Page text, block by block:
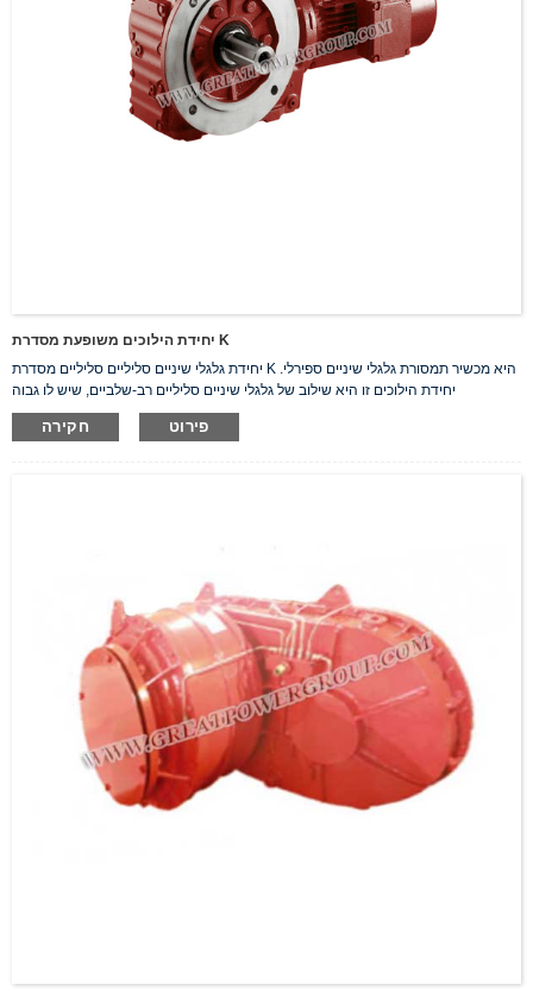
יחידת הילוכים משופעת מסדרת K
יחידת גלגלי שיניים סליליים סליליים מסדרת K היא מכשיר תמסורת גלגלי שיניים ספירלי.
יחידת הילוכים זו היא שילוב של גלגלי שיניים סליליים רב-שלביים, שיש לו גבוה
חקירה פירוט